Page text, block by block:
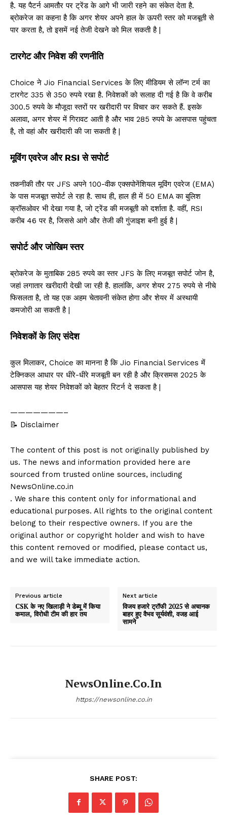
है. यह पैटर्न आमतौर पर ट्रेंड के आगे भी जारी रहने का संकेत देता है.
ब्रोकरेज का कहना है कि अगर शेयर अपने हाल के ऊपरी स्तर को मजबूती से
पार करता है, तो इसमें नई तेजी देखने को मिल सकती है |
टारगेट और निवेश की रणनीति
Choice ने Jio Financial Services के लिए मीडियम से लॉन्ग टर्म का
टारगेट 335 से 350 रुपये रखा है. निवेशकों को सलाह दी गई है कि वे करीब
300.5 रुपये के मौजूदा स्तरों पर खरीदारी पर विचार कर सकते हैं. इसके
अलावा, अगर शेयर में गिरावट आती है और भाव 285 रुपये के आसपास पहुंचता
है, तो वहां और खरीदारी की जा सकती है |
मूविंग एवरेज और RSI से सपोर्ट
तकनीकी तौर पर JFS अपने 100-वीक एक्सपोनेंशियल मूविंग एवरेज (EMA)
के पास मजबूत सपोर्ट ले रहा है. साथ ही, हाल ही में 50 EMA का बुलिश
क्रॉसओवर भी देखा गया है, जो ट्रेंड की मजबूती को दर्शाता है. वहीं, RSI
करीब 46 पर है, जिससे आगे और तेजी की गुंजाइश बनी हुई है |
सपोर्ट और जोखिम स्तर
ब्रोकरेज के मुताबिक 285 रुपये का स्तर JFS के लिए मजबूत सपोर्ट जोन है,
जहां लगातार खरीदारी देखी जा रही है. हालांकि, अगर शेयर 275 रुपये से नीचे
फिसलता है, तो यह एक अहम चेतावनी संकेत होगा और शेयर में अस्थायी
कमजोरी आ सकती है |
निवेशकों के लिए संदेश
कुल मिलाकर, Choice का मानना है कि Jio Financial Services में
टेक्निकल आधार पर धीरे-धीरे मजबूती बन रही है और क्रिसमस 2025 के
आसपास यह शेयर निवेशकों को बेहतर रिटर्न दे सकता है |
———————–
📝 Disclaimer
The content of this post is not originally published by
us. The news and information provided here are
sourced from trusted online sources, including
NewsOnline.co.in
. We share this content only for informational and
educational purposes. All rights to the original content
belong to their respective owners. If you are the
original author or copyright holder and wish to have
this content removed or modified, please contact us,
and we will take immediate action.
Previous article
CSK के नए खिलाड़ी ने डेब्यू में किया
कमाल, विरोधी टीम की हार तय
Next article
विजय हजारे ट्रॉफी 2025 से अचानक
बाहर हुए वैभव सूर्यवंशी, वजह आई
सामने
NewsOnline.co.in
https://newsonline.co.in
SHARE POST: